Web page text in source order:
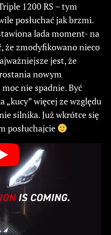
1200 RS – tym
posłuchać jak brzmi.
lada moment- na
że zmodyfikowano nieco
jest, że
nowym
nie spadnie. Być
„kucy” więcej ze względu
silnika. Już wkrótce się
posłuchajcie